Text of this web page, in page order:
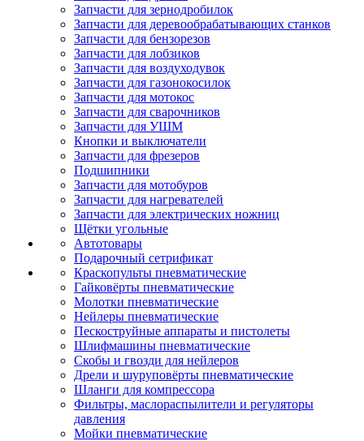
Запчасти для зернодробилок
Запчасти для деревообрабатывающих станков
Запчасти для бензорезов
Запчасти для лобзиков
Запчасти для воздуходувок
Запчасти для газонокосилок
Запчасти для мотокос
Запчасти для сварочников
Запчасти для УШМ
Кнопки и выключатели
Запчасти для фрезеров
Подшипники
Запчасти для мотобуров
Запчасти для нагревателей
Запчасти для электрических ножниц
Щётки угольные
Автотовары
Подарочный сетрификат
Краскопульты пневматические
Гайковёрты пневматические
Молотки пневматические
Нейлеры пневматические
Пескоструйные аппараты и пистолеты
Шлифмашины пневматические
Скобы и гвозди для нейлеров
Дрели и шуруповёрты пневматические
Шланги для компрессора
Фильтры, маслораспылители и регуляторы
давления
Мойки пневматические